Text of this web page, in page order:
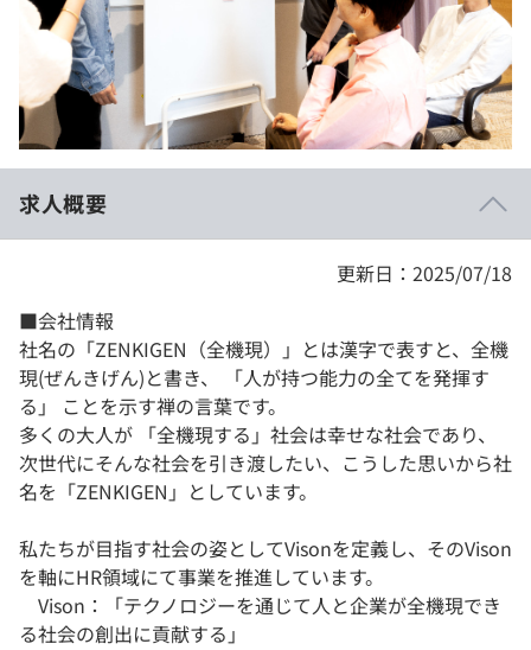
就活成功ガイド
プラン
個人向けプラン
法人向けプラン
契約内容・クーポン
求人概要
更新日：2025/07/18
■会社情報
社名の「ZENKIGEN（全機現）」とは漢字で表すと、全機
現(ぜんきげん)と書き、 「人が持つ能力の全てを発揮す
る」 ことを示す禅の言葉です。
多くの大人が 「全機現する」社会は幸せな社会であり、
次世代にそんな社会を引き渡したい、こうした思いから社
名を「ZENKIGEN」としています。
私たちが目指す社会の姿としてVisonを定義し、そのVison
を軸にHR領域にて事業を推進しています。
Vison：「テクノロジーを通じて人と企業が全機現でき
る社会の創出に貢献する」